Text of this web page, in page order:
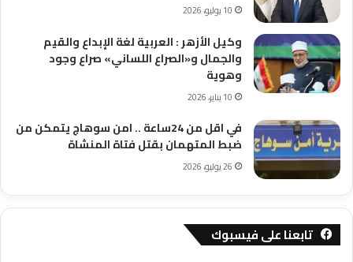
10 يوليو، 2026
وكيل الأزهر : العربية لغة الإبداع والقيم
والجمال و«الصراع اللساني» صراع وجود
وهوية
10 يناير، 2026
في اقل من 24ساعة .. امن سوهاج يتمكن من
ضبط المتهمان بقتل فتاة المنشاة
26 يوليو، 2026
تابعنا على فيسبوك